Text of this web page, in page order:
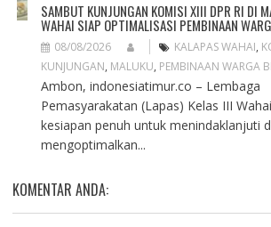
SAMBUT KUNJUNGAN KOMISI XIII DPR RI DI
WAHAI SIAP OPTIMALISASI PEMBINAAN
08/08/2026 KALAPAS WAHAI,
KUNJUNGAN, MALUKU, PEMBINAAN WARGA
Ambon, indonesiatimur.co – Lembaga
Pemasyarakatan (Lapas) Kelas III
kesiapan penuh untuk menindaklanjuti
mengoptimalkan...
KOMENTAR ANDA: